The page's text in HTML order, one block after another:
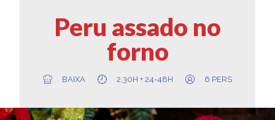
Peru assado no
forno
BAIXA 2,30H + 24-48H 6 PERS